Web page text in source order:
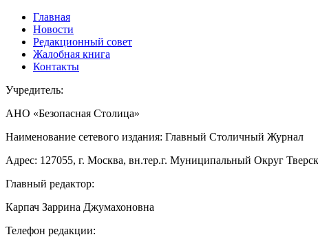
Главная
Новости
Редакционный совет
Жалобная книга
Контакты
Учредитель:
АНО «Безопасная Столица»
Наименование сетевого издания: Главный Столичный Журнал
Адрес: 127055, г. Москва, вн.тер.г. Муниципальный Округ
Главный редактор:
Карпач Заррина Джумахоновна
Телефон редакции: